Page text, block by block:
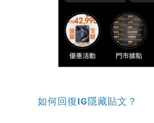
如何回復IG隱藏貼文？